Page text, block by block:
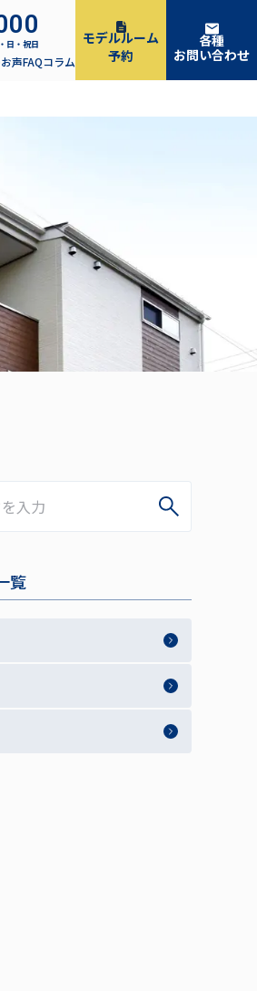
声FAQコラム
モデルルーム
予約
各種
お問い合わせ
日・祝日
覧